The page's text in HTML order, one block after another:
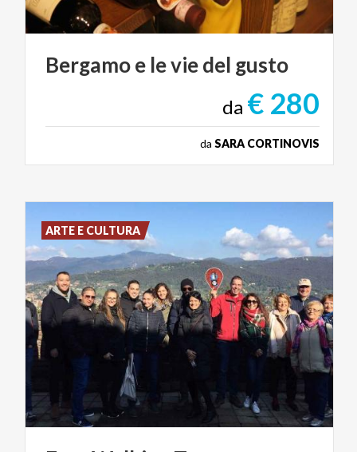
Bergamoe leviedel gusto
da € 280
da SARA CORTINOVIS
ARTE E CULTURA